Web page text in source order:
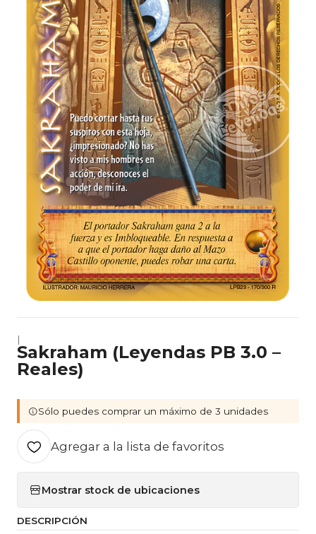
|
Sakraham (Leyendas PB 3.0 –
Reales)
Sólo puedes comprar un máximo de 3 unidades
Agregar a la lista de favoritos
Mostrar stock de ubicaciones
DESCRIPCIÓN